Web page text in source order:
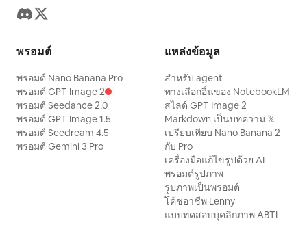
พรอมต์
พรอมต์ Nano Banana Pro
พรอมต์ GPT Image 2
พรอมต์ Seedance 2.0
พรอมต์ GPT Image 1.5
พรอมต์ Seedream 4.5
พรอมต์ Gemini 3 Pro
แหล่งข้อมูล
สำหรับ agent
ทางเลือกอื่นของ NotebookLM
สไลด์ GPT Image 2
Markdown เป็นบทความ 𝕏
เปรียบเทียบ Nano Banana 2
กับ Pro
เครื่องมือแก้ไขรูปด้วย AI
พรอมต์รูปภาพ
รูปภาพเป็นพรอมต์
โค้ชอาชีพ Lenny
แบบทดสอบบุคลิกภาพ ABTI